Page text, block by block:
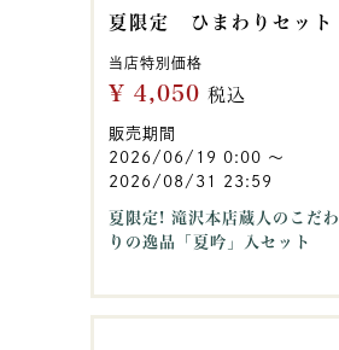
夏限定 ひまわりセット
当店特別価格
¥ 4,050 税込
販売期間
2026/06/19 0:00 〜
2026/08/31 23:59
夏限定! 滝沢本店蔵人のこだわ
りの逸品「夏吟」入セット